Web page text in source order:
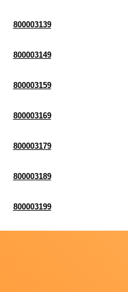
800003139
800003149
800003159
800003169
800003179
800003189
800003199